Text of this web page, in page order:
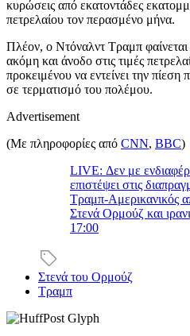
κυρώσεις από εκατοντάδες
πετρελαίου τον περασμένο μήνα.
Πλέον, ο Ντόναλντ Τραμπ φαίνεται
ακόμη και άνοδο στις τιμές
προκειμένου να εντείνει την πίεση
σε τερματισμό του πολέμου.
Advertisement
(Με πληροφορίες από CNN, BBC)
LIVE: Δεν με
επιστέψει στις
Τραμπ-Αμερικανικός
Στενά Ορμούζ και
17:00
Στενά του Ορμούζ
Τραμπ